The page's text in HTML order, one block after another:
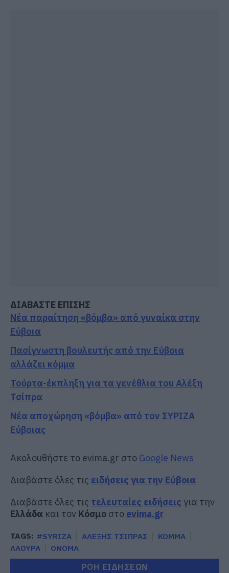
ΔΙΑΒΑΣΤΕ ΕΠΙΣΗΣ
Νέα παραίτηση «βόμβα» από γυναίκα στην
Εύβοια
Πασίγνωστη βουλευτής από την Εύβοια
αλλάζει κόμμα
Τούρτα-έκπληξη για τα γενέθλια του Αλέξη
Τσίπρα
Νέα αποχώρηση «βόμβα» από τον ΣΥΡΙΖΑ
Εύβοιας
Ακολουθήστε το evima.gr στο Google News
Διαβάστε όλες τις ειδήσεις για την Εύβοια
Διαβάστε όλες τις τελευταίες ειδήσεις για την
Ελλάδα και τον Κόσμο στο evima.gr
TAGS: #SYRIZA ΑΛΕΞΗΣ ΤΣΙΠΡΑΣ
ΚΟΜΜΑ
ΛΑΟΥΡΑ
ΟΝΟΜΑ
ΡΟΗ ΕΙΔΗΣΕΩΝ